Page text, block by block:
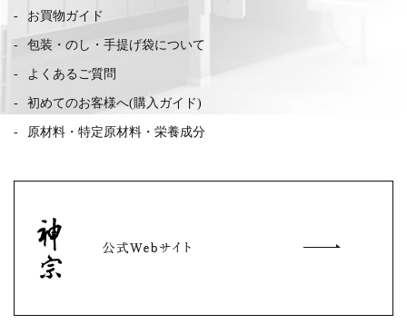
お買物ガイド
包装・のし・手提げ袋について
よくあるご質問
初めてのお客様へ(購入ガイド)
原材料・特定原材料・栄養成分